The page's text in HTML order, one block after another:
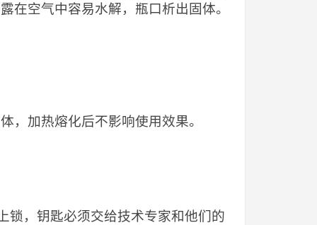
在空气中容易水解，瓶口析出固体。
加热熔化后不影响使用效果。
锁，钥匙必须交给技术专家和他们的